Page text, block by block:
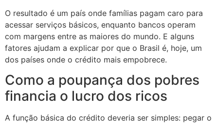
O resultado é um país onde famílias pagam caro para
acessar serviços básicos, enquanto bancos operam
com margens entre as maiores do mundo. E alguns
fatores ajudam a explicar por que o Brasil é, hoje, um
dos países onde o crédito mais empobrece.
Como a poupança dos pobres
financia o lucro dos ricos
A função básica do crédito deveria ser simples: pegar o